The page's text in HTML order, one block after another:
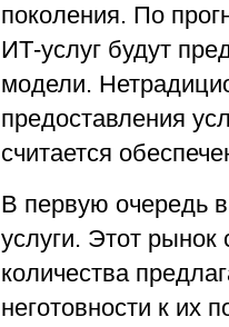
поколения. По
ИТ-услуг будут
модели.
предоставления
считается
В первую очередь
услуги. Этот рынок
количества
неготовности к их